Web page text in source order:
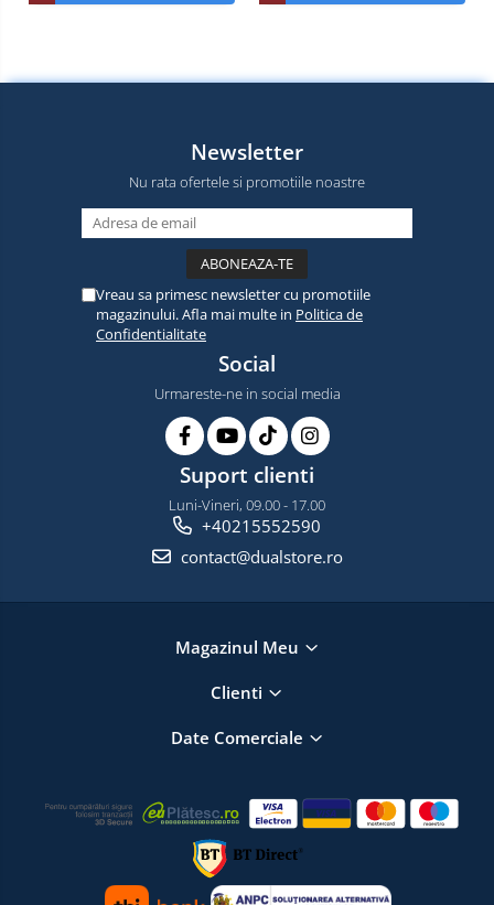
Newsletter
Nu rata ofertele si promotiile noastre
Vreau sa primesc newsletter cu promotiile
magazinului. Afla mai multe in Politica de
Confidentialitate
Social
Urmareste-ne in social media
Suport clienti
Luni-Vineri, 09.00 - 17.00
+40215552590
contact@dualstore.ro
Magazinul Meu
Clienti
Date Comerciale